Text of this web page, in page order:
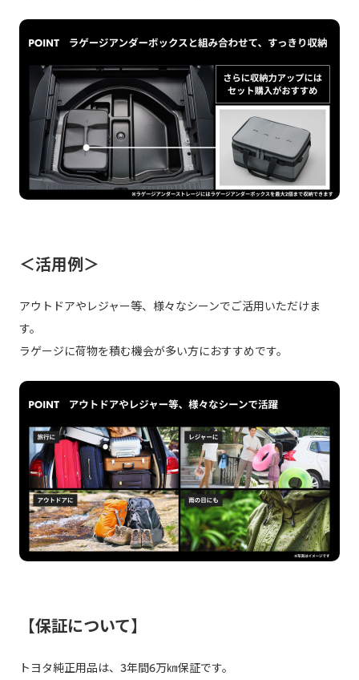
＜活用例＞
アウトドアやレジャー等、様々なシーンでご活用いただけま
す。
ラゲージに荷物を積む機会が多い方におすすめです。
【保証について】
トヨタ純正用品は、3年間6万㎞保証です。